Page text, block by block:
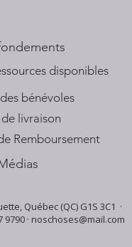
disponibles
bénévoles
livraison
Remboursement
Québec (QC) G1S 3C1 ·
9790· noschoses@mail.com